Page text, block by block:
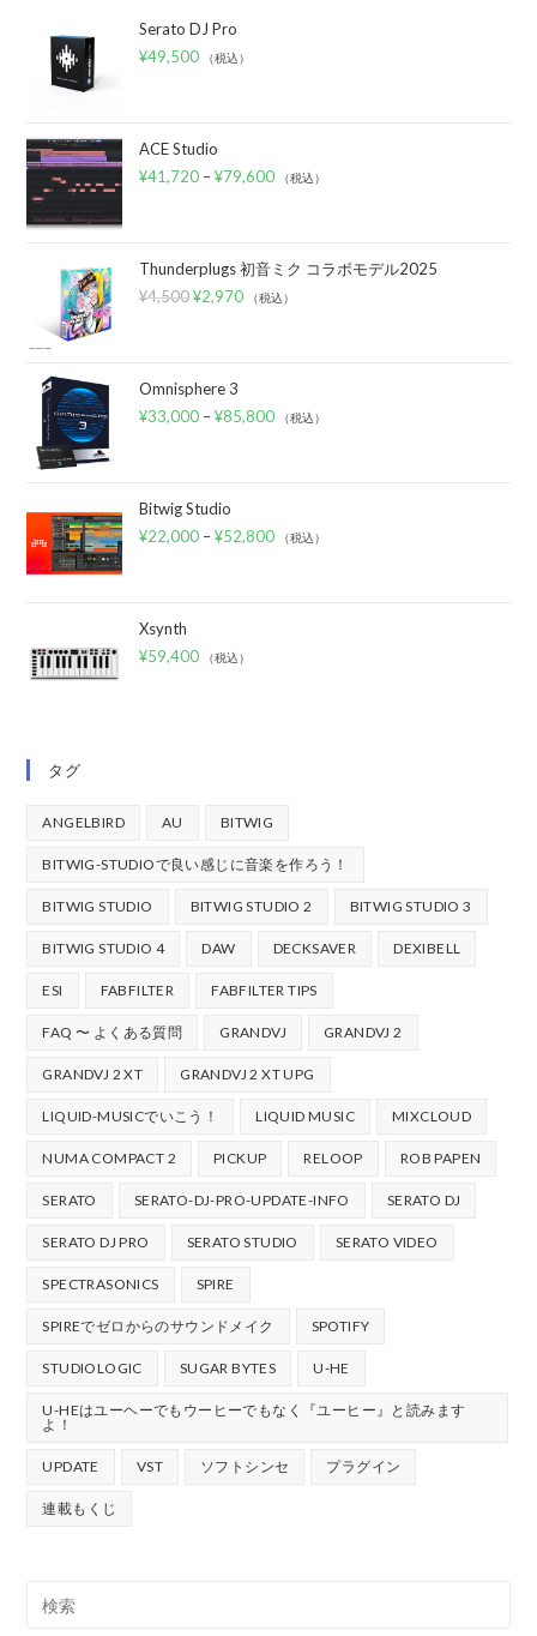
Serato DJ Pro
¥49,500 （税込）
ACE Studio
¥41,720 –¥79,600 （税込）
Thunderplugs 初音ミク コラボモデル2025
¥4,500 ¥2,970 （税込）
Omnisphere 3
¥33,000 –¥85,800 （税込）
Bitwig Studio
¥22,000 –¥52,800 （税込）
Xsynth
¥59,400 （税込）
タグ
ANGELBIRD AU BITWIG
BITWIG-STUDIOで良い感じに音楽を作ろう！
BITWIG STUDIO BITWIG STUDIO 2 BITWIG STUDIO 3
BITWIG STUDIO 4 DAW DECKSAVER DEXIBELL
ESI FABFILTER FABFILTER TIPS
FAQ 〜 よくある質問 GRANDVJ GRANDVJ 2
GRANDVJ 2 XT GRANDVJ 2 XT UPG
LIQUID-MUSICでいこう！ LIQUID MUSIC MIXCLOUD
NUMA COMPACT 2 PICKUP RELOOP ROB PAPEN
SERATO SERATO-DJ-PRO-UPDATE-INFO SERATO DJ
SERATO DJ PRO SERATO STUDIO SERATO VIDEO
SPECTRASONICS SPIRE
SPIREでゼロからのサウンドメイク SPOTIFY
STUDIOLOGIC SUGAR BYTES U-HE
U-HEはユーヘーでもウーヒーでもなく『ユーヒー』と読みます
よ！
UPDATE VST ソフトシンセ プラグイン
連載もくじ